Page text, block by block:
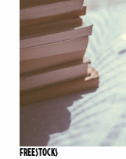
FREESTOCKS